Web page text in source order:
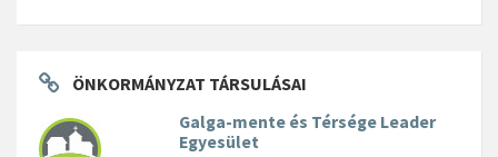
ÖNKORMÁNYZAT TÁRSULÁSAI
Galga-mente és Térsége Leader
Egyesület